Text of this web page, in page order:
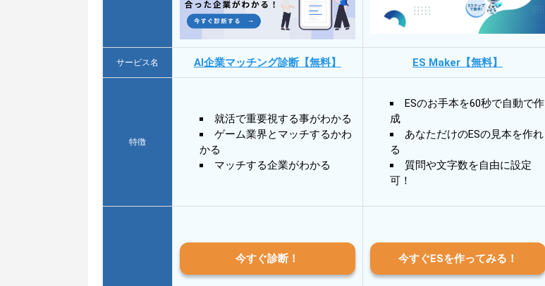
サービス名 AI企業マッチング診断【無料】 ES Maker【無料】
特徴
就活で重要視する事がわかる
ゲーム業界とマッチするかわ
かる
マッチする企業がわかる
ESのお手本を60秒で自動で作
成
あなただけのESの見本を作れ
る
質問や文字数を自由に設定
可！
今すぐ診断！ 今すぐESを作ってみる！